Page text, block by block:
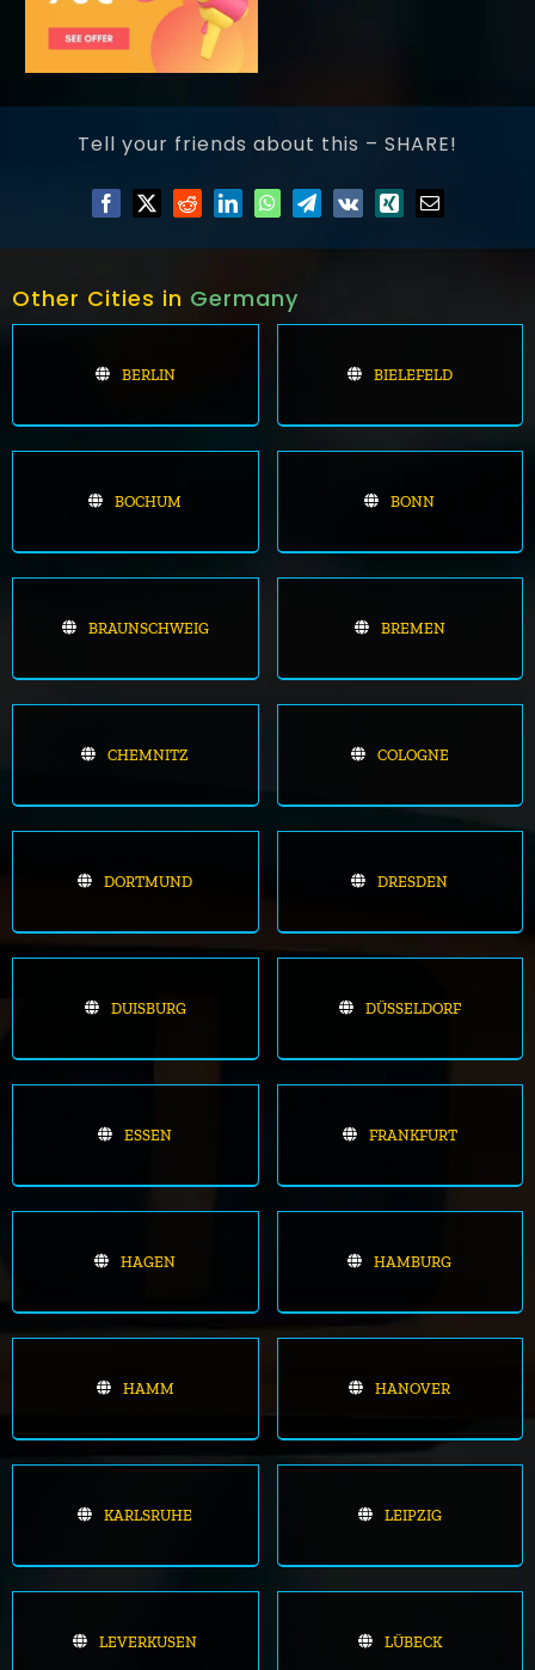
Tell your friends about this – SHARE!
Other Cities in Germany
BERLIN BIELEFELD
BOCHUM BONN
BRAUNSCHWEIG BREMEN
CHEMNITZ COLOGNE
DORTMUND DRESDEN
DUISBURG DÜSSELDORF
ESSEN FRANKFURT
HAGEN HAMBURG
HAMM HANOVER
KARLSRUHE LEIPZIG
LEVERKUSEN LÜBECK